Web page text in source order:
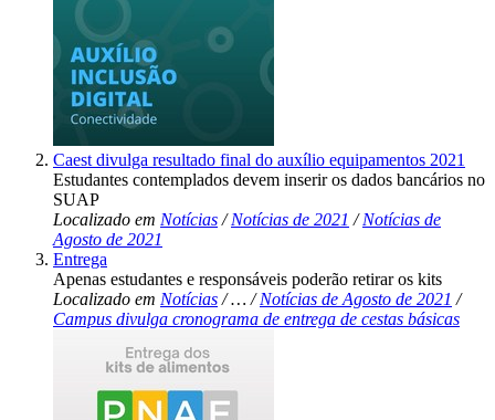
Caest divulga resultado final do auxílio equipamentos 2021
Estudantes contemplados devem inserir os dados bancários no
SUAP
Localizado em Notícias /Notícias de 2021 /Notícias de
Agosto de 2021
Entrega
Apenas estudantes e responsáveis poderão retirar os kits
Localizado em Notícias /…/Notícias de Agosto de 2021 /
Campus divulga cronograma de entrega de cestas básicas